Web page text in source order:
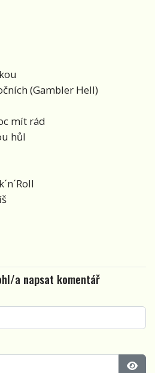
(Gambler Hell)
mít rád
hůl
a napsat komentář